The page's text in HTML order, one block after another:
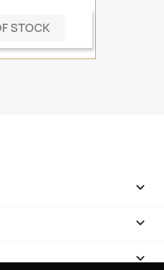
STOCK


